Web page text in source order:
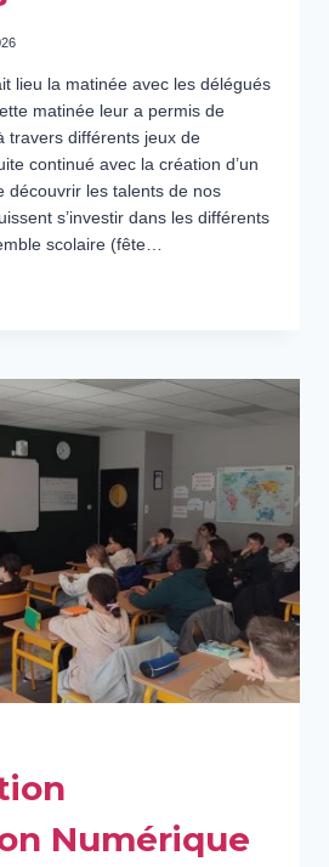
lieu la matinée avec les délégués
matinée leur a permis de
travers différents jeux de
continué avec la création d’un
découvrir les talents de nos
s’investir dans les différents
scolaire (fête…
Numérique